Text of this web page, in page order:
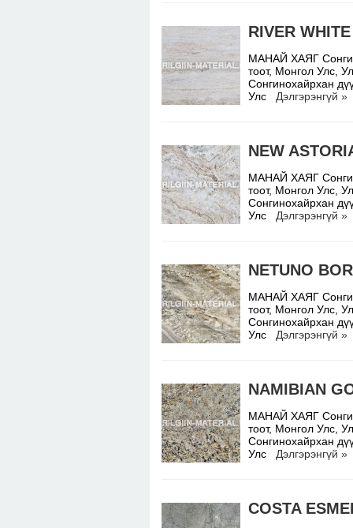
RIVER WHITE
МАНАЙ ХАЯГ
тоот, Монгол Улс,
Сонгинохайрхан
Улс Дэлгэрэнгүй »
NEW
МАНАЙ ХАЯГ
тоот, Монгол Улс,
Сонгинохайрхан
Улс Дэлгэрэнгүй »
NETUNO
МАНАЙ ХАЯГ
тоот, Монгол Улс,
Сонгинохайрхан
Улс Дэлгэрэнгүй »
NAMIBIAN
МАНАЙ ХАЯГ
тоот, Монгол Улс,
Сонгинохайрхан
Улс Дэлгэрэнгүй »
COSTA